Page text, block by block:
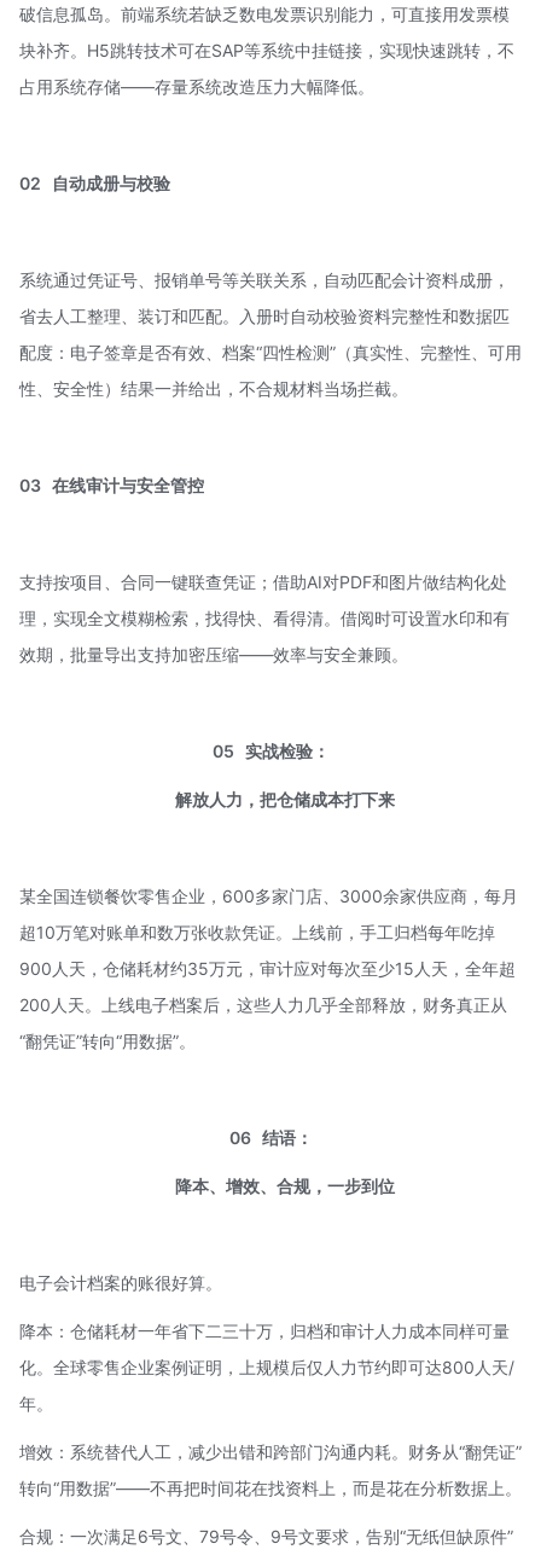
破信息孤岛。前端系统若缺乏数电发票识别能力，可直接用发票模
块补齐。H5跳转技术可在SAP等系统中挂链接，实现快速跳转，不
占用系统存储——存量系统改造压力大幅降低。
02 自动成册与校验
系统通过凭证号、报销单号等关联关系，自动匹配会计资料成册，
省去人工整理、装订和匹配。入册时自动校验资料完整性和数据匹
配度：电子签章是否有效、档案“四性检测”（真实性、完整性、可用
性、安全性）结果一并给出，不合规材料当场拦截。
03 在线审计与安全管控
支持按项目、合同一键联查凭证；借助AI对PDF和图片做结构化处
理 ，实现全文模糊检索，找得快、看得清。借阅时可设置水印和有
效期，批量导出支持加密压缩——效率与安全兼顾。
05 实战检验：
解放人力，把仓储成本打下来
某全国连锁餐饮零售企业，600多家门店、3000余家供应商，每月
超10万笔对账单和数万张收款凭证。上线前，手工归档每年吃掉
900人天，仓储耗材约35万元，审计应对每次至少15人天，全年超
200人天。上线电子档案后，这些人力几乎全部释放，财务真正从
“翻凭证”转向“用数据”。
06 结语：
降本、增效、合规，一步到位
电子会计档案的账很好算。
降本：仓储耗材一年省下二三十万，归档和审计人力成本同样可量
化。全球零售企业案例证明，上规模后仅人力节约即可达800人天/
年。
增效：系统替代人工，减少出错和跨部门沟通内耗。财务从“翻凭证”
转向“用数据”——不再把时间花在找资料上，而是花在分析数据上。
合规：一次满足6号文、79号令、 9号文要求，告别“无纸但缺原件”